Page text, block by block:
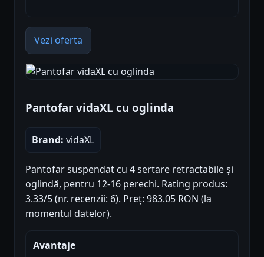
Vezi oferta
Pantofar vidaXL cu oglinda
Brand: vidaXL
Pantofar suspendat cu 4 sertare retractabile și
oglindă, pentru 12-16 perechi. Rating produs:
3.33/5 (nr. recenzii: 6). Preț: 983.05 RON (la
momentul datelor).
Avantaje